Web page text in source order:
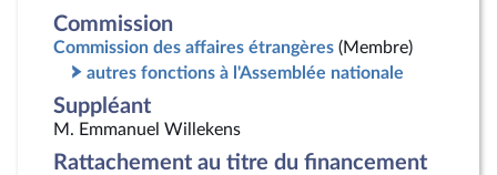
Commission
Commission des affaires étrangères (Membre)
autres fonctions à l'Assemblée nationale
Suppléant
M. Emmanuel Willekens
Rattachement au titre du financement